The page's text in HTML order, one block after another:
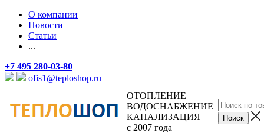
О компании
Новости
Статьи
...
+7 495 280-03-80
ofis1@teploshop.ru
ОТОПЛЕНИЕ
ВОДОСНАБЖЕНИЕ
КАНАЛИЗАЦИЯ
с 2007 года